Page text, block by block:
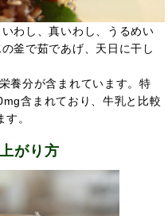
わし、真いわし、うるめい
釜で茹であげ、天日に干し
養分が含まれています。特
含まれており、牛乳と比較
。
がり方